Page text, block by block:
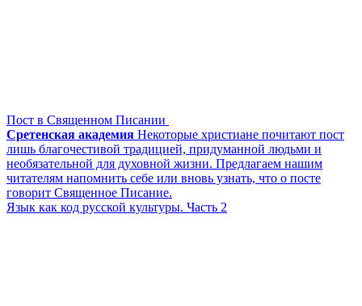
Пост в Священном Писании
Сретенская академия Некоторые христиане почитают пост
лишь благочестивой традицией, придуманной людьми и
необязательной для духовной жизни. Предлагаем нашим
читателям напомнить себе или вновь узнать, что о посте
говорит Священное Писание.
Язык как код русской культуры. Часть 2